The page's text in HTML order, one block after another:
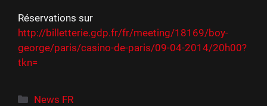
Réservations sur
http://billetterie.gdp.fr/fr/meeting/18169/boy-
george/paris/casino-de-paris/09-04-2014/20h00?
tkn=
Catégories
News FR